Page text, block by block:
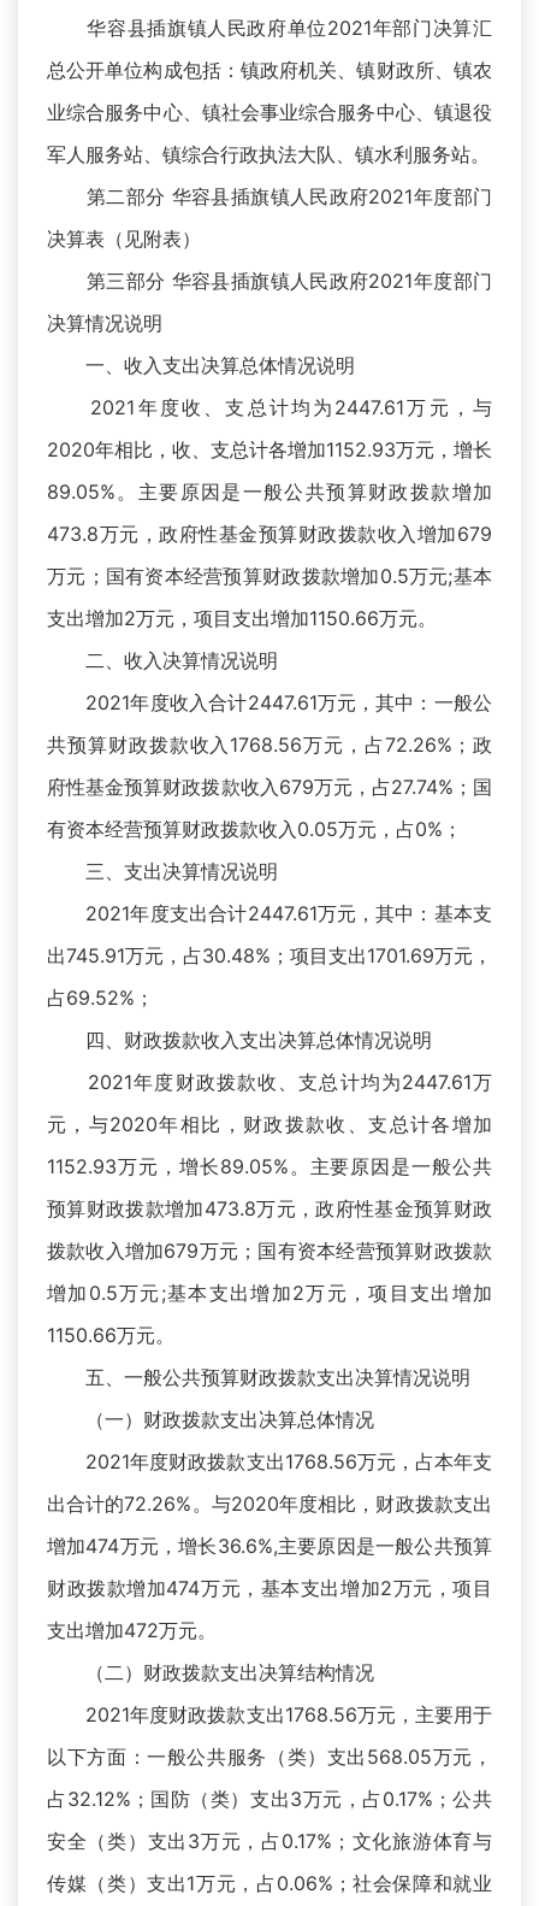
华容县插旗镇人民政府单位2021年部门决算汇
总公开单位构成包括：镇政府机关、镇财政所、镇农
业综合服务中心、镇社会事业综合服务中心、镇退役
军人服务站、镇综合行政执法大队、镇水利服务站。
第二部分 华容县插旗镇人民政府2021年度部门
决算表（见附表）
第三部分 华容县插旗镇人民政府2021年度部门
决算情况说明
一、收入支出决算总体情况说明
2021年度收、支总计均为2447.61万元，与
2020年相比，收、支总计各增加1152.93万元，增长
89.05%。主要原因是一般公共预算财政拨款增加
473.8万元，政府性基金预算财政拨款收入增加679
万元；国有资本经营预算财政拨款增加0.5万元;基本
支出增加2万元，项目支出增加1150.66万元。
二、收入决算情况说明
2021年度收入合计2447.61万元，其中：一般公
共预算财政拨款收入1768.56万元，占72.26%；政
府性基金预算财政拨款收入679万元，占27.74%；国
有资本经营预算财政拨款收入0.05万元，占0%；
三、支出决算情况说明
2021年度支出合计2447.61万元，其中：基本支
出745.91万元，占30.48%；项目支出1701.69万元，
占69.52%；
四、财政拨款收入支出决算总体情况说明
2021年度财政拨款收、支总计均为2447.61万
元，与2020年相比，财政拨款收、支总计各增加
1152.93万元，增长89.05%。主要原因是一般公共
预算财政拨款增加473.8万元，政府性基金预算财政
拨款收入增加679万元；国有资本经营预算财政拨款
增加0.5万元;基本支出增加2万元，项目支出增加
1150.66万元。
五、一般公共预算财政拨款支出决算情况说明
（一）财政拨款支出决算总体情况
2021年度财政拨款支出1768.56万元，占本年支
出合计的72.26%。与2020年度相比，财政拨款支出
增加474万元，增长36.6%,主要原因是一般公共预算
财政拨款增加474万元，基本支出增加2万元，项目
支出增加472万元。
（二）财政拨款支出决算结构情况
2021年度财政拨款支出1768.56万元，主要用于
以下方面：一般公共服务（类）支出568.05万元，
占32.12%；国防（类）支出3万元，占0.17%；公共
安全（类）支出3万元，占0.17%；文化旅游体育与
传媒（类）支出1万元，占0.06%；社会保障和就业